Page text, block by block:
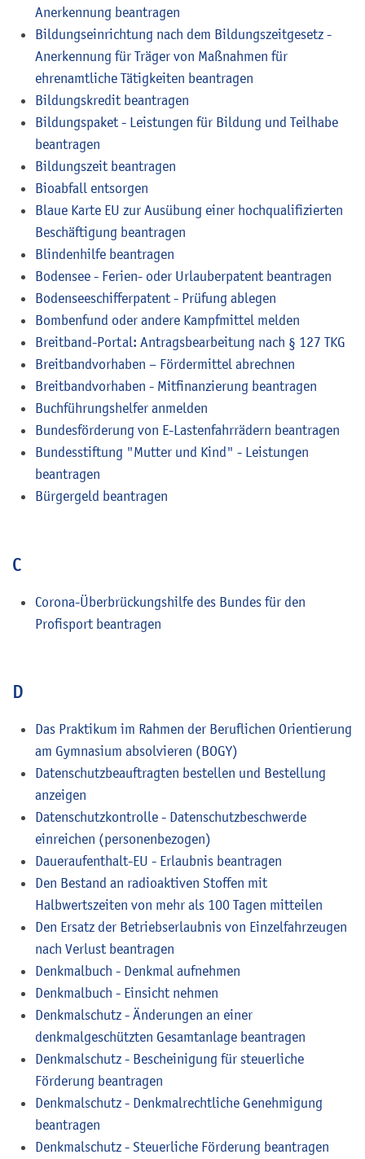
Anerkennung beantragen
Bildungseinrichtung nach dem Bildungszeitgesetz -
Anerkennung für Träger von Maßnahmen für
ehrenamtliche Tätigkeiten beantragen
Bildungskredit beantragen
Bildungspaket - Leistungen für Bildung und Teilhabe
beantragen
Bildungszeit beantragen
Bioabfall entsorgen
Blaue Karte EU zur Ausübung einer hochqualifizierten
Beschäftigung beantragen
Blindenhilfe beantragen
Bodensee - Ferien- oder Urlauberpatent beantragen
Bodenseeschifferpatent - Prüfung ablegen
Bombenfund oder andere Kampfmittel melden
Breitband-Portal: Antragsbearbeitung nach § 127 TKG
Breitbandvorhaben – Fördermittel abrechnen
Breitbandvorhaben - Mitfinanzierung beantragen
Buchführungshelfer anmelden
Bundesförderung von E-Lastenfahrrädern beantragen
Bundesstiftung "Mutter und Kind" - Leistungen
beantragen
Bürgergeld beantragen
C
Corona-Überbrückungshilfe des Bundes für den
Profisport beantragen
D
Das Praktikum im Rahmen der Beruflichen Orientierung
am Gymnasium absolvieren (BOGY)
Datenschutzbeauftragten bestellen und Bestellung
anzeigen
Datenschutzkontrolle - Datenschutzbeschwerde
einreichen (personenbezogen)
Daueraufenthalt-EU - Erlaubnis beantragen
Den Bestand an radioaktiven Stoffen mit
Halbwertszeiten von mehr als 100 Tagen mitteilen
Den Ersatz der Betriebserlaubnis von Einzelfahrzeugen
nach Verlust beantragen
Denkmalbuch - Denkmal aufnehmen
Denkmalbuch - Einsicht nehmen
Denkmalschutz - Änderungen an einer
denkmalgeschützten Gesamtanlage beantragen
Denkmalschutz - Bescheinigung für steuerliche
Förderung beantragen
Denkmalschutz - Denkmalrechtliche Genehmigung
beantragen
Denkmalschutz - Steuerliche Förderung beantragen